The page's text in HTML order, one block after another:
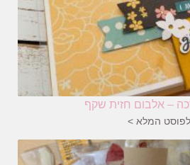
– אלבום חזית שקף
לפוסט המלא >